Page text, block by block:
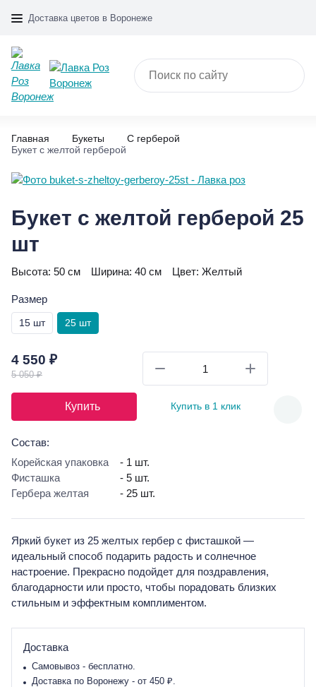
Доставка цветов в Воронеже
Главная Букеты
С герберой
Букет с желтой герберой
Букет с желтой герберой 25
шт
Высота: 50 см Ширина: 40 см Цвет: Желтый
Размер
15 шт 25 шт
4 550 ₽
5 050 ₽
Купить Купить в 1 клик
Состав:
Корейская упаковка
- 1 шт.
Фисташка
- 5 шт.
Гербера желтая
- 25 шт.
Яркий букет из 25 желтых гербер с фисташкой —
идеальный способ подарить радость и солнечное
настроение. Прекрасно подойдет для поздравления,
благодарности или просто, чтобы порадовать близких
стильным и эффектным комплиментом.
Доставка
Самовывоз - бесплатно.
Доставка по Воронежу - от 450 ₽.